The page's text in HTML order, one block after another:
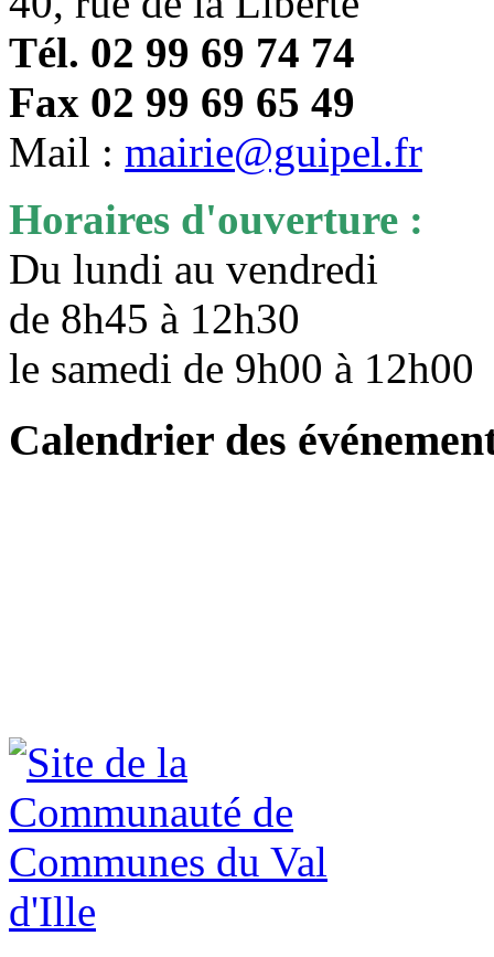
Tél. 02 99 69 74 74
Fax 02 99 69 65 49
Mail : mairie@guipel.fr
Horaires d'ouverture :
Du lundi au vendredi
de 8h45 à 12h30
le samedi de 9h00 à
Calendrier des